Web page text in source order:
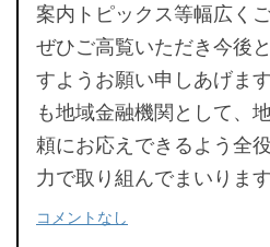
案内トピックス等幅広く
ぜひご高覧いただき今後
すようお願い申しあげま
も地域金融機関として、
頼にお応えできるよう全
力で取り組んでまいります
コメントなし